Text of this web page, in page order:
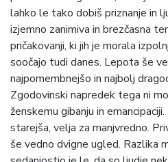
lahko le tako dobiš priznanje in
izjemno zanimiva in brezčasna
pričakovanji, ki jih je morala
soočajo tudi danes. Lepota še
najpomembnejšo in najbolj
Zgodovinski napredek tega ni
ženskemu gibanju in
starejša, velja za manjvredno.
še vedno dvigne ugled. Razlika